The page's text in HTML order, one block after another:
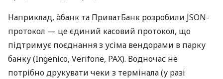
Наприклад, àбанк та ПриватБанк розробили JSON-
протокол — це єдиний касовий протокол, що
підтримує поєднання з усіма вендорами в парку
банку (Ingenico, Verifone, PAX). Водночас не
потрібно друкувати чеки з термінала (у разі